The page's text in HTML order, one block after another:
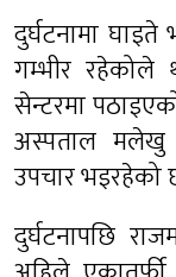
दुर्घटनामा
गम्भीर रहेकोले
सेन्टरमा
अस्पताल मलेखु
उपचार भइरहेको
दुर्घटनापछि